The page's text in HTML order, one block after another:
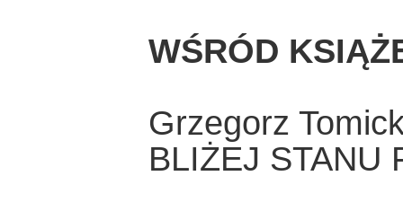
WŚRÓD
Grzegorz
BLIŻEJ STANU